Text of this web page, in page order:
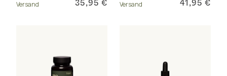
Versand
35,95 €
Versand
41,95 €